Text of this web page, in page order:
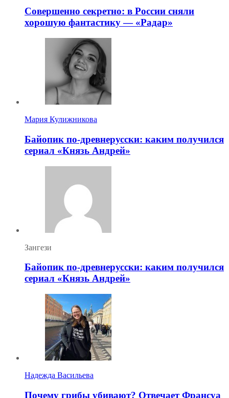
Совершенно секретно: в России сняли
хорошую фантастику — «Радар»
Мария Кулижникова
Байопик по-древнерусски: каким получился
сериал «Князь Андрей»
Зангези
Байопик по-древнерусски: каким получился
сериал «Князь Андрей»
Надежда Васильева
Почему грибы убивают? Отвечает Франсуа